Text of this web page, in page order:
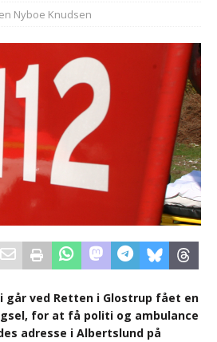
Nyboe Knudsen
går ved Retten i Glostrup fået en
for at få politi og ambulance
adresse i Albertslund på